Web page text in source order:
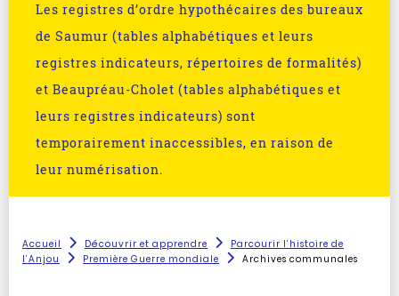
Les registres d’ordre hypothécaires des bureaux
de Saumur (tables alphabétiques et leurs
registres indicateurs, répertoires de formalités)
et Beaupréau-Cholet (tables alphabétiques et
leurs registres indicateurs) sont
temporairement inaccessibles, en raison de
leur numérisation.
Accueil Découvrir et apprendre
Parcourir l’histoire de
l’Anjou
Première Guerre mondiale Archives communales